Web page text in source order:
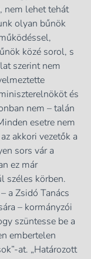
nem lehet tehát
olyan bűnök
közé sorol, s
szerint nem
és
nem – talán
esetre nem
akkori vezetők a
sors vár a
ez már
széles körben.
a Zsidó Tanács
– kormányzói
szüntesse be a
embertelen
at. „Határozott